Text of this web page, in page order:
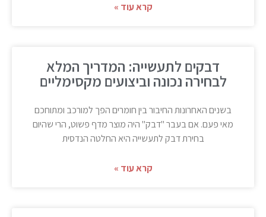
קרא עוד »
דבקים לתעשייה: המדריך המלא
לבחירה נכונה וביצועים מקסימליים
בשנים האחרונות החיבור בין חומרים הפך למורכב ומתוחכם
מאי פעם. אם בעבר "דבק" היה מוצר מדף פשוט, הרי שהיום
בחירת דבק לתעשייה היא החלטה הנדסית
קרא עוד »